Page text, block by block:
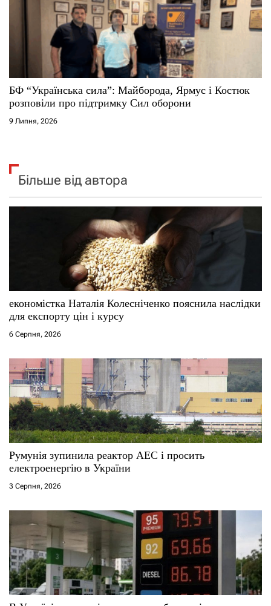
БФ “Українська сила”: Майборода, Ярмус і Костюк
розповіли про підтримку Сил оборони
9 Липня, 2026
Більше від автора
економістка Наталія Колесніченко пояснила наслідки
для експорту цін і курсу
6 Серпня, 2026
Румунія зупинила реактор АЕС і просить
електроенергію в України
3 Серпня, 2026